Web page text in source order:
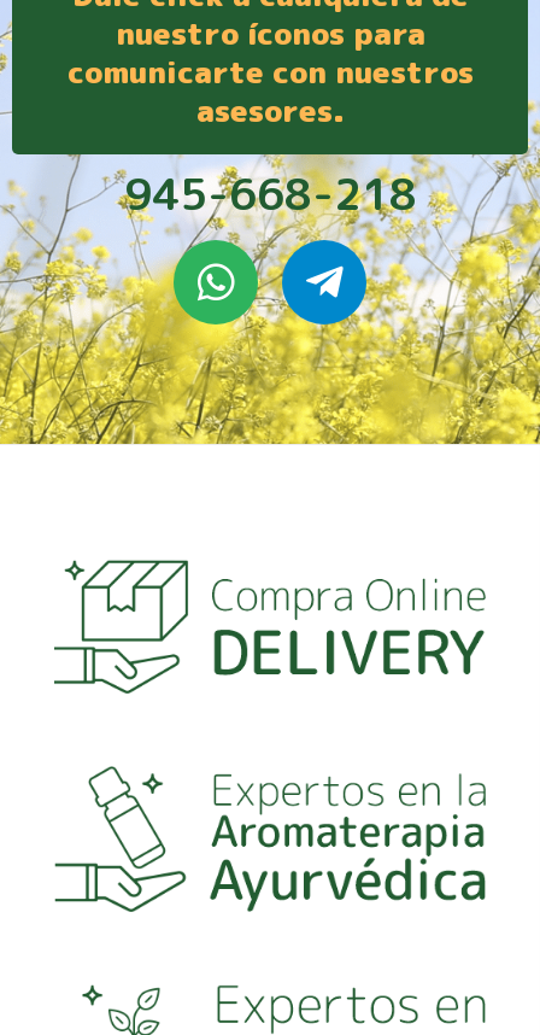
nuestro íconos para
comunicarte con nuestros
asesores.
945-668-218